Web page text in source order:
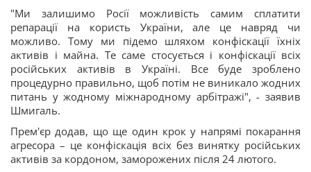
"Ми залишимо Росії можливість самим сплатити
репарації на користь України, але це навряд чи
можливо. Тому ми підемо шляхом конфіскації їхніх
активів і майна. Те саме стосується і конфіскації всіх
російських активів в Україні. Все буде зроблено
процедурно правильно, щоб потім не виникало жодних
питань у жодному міжнародному арбітражі", - заявив
Шмигаль.
Прем'єр додав, що ще один крок у напрямі покарання
агресора – це конфіскація всіх без винятку російських
активів за кордоном, заморожених після 24 лютого.